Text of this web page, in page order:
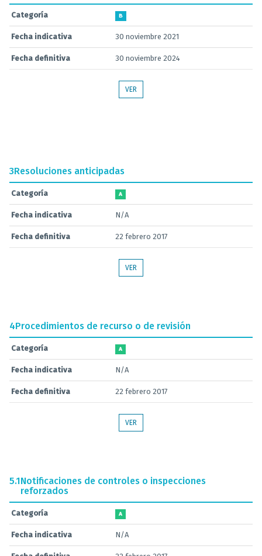
Categoría B
Fecha indicativa 30 noviembre 2021
Fecha definitiva 30 noviembre 2024
VER
3Resoluciones anticipadas
Categoría A
Fecha indicativa N/A
Fecha definitiva 22 febrero 2017
VER
4Procedimientos de recurso o de revisión
Categoría A
Fecha indicativa N/A
Fecha definitiva 22 febrero 2017
VER
5.1Notificaciones de controles o inspecciones
reforzados
Categoría A
Fecha indicativa N/A